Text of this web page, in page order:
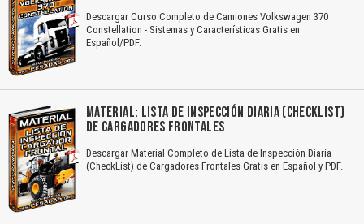
Descargar Curso Completo de Camiones Volkswagen 370
Constellation - Sistemas y Características Gratis en
Español/PDF.
MATERIAL: LISTA DE INSPECCIÓN DIARIA (CHECKLIST)
DE CARGADORES FRONTALES
Descargar Material Completo de Lista de Inspección Diaria
(CheckList) de Cargadores Frontales Gratis en Español y PDF.